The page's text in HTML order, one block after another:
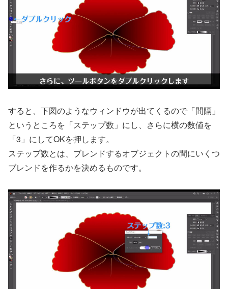
すると、下図のようなウィンドウが出てくるので「間隔」
というところを「ステップ数」にし、さらに横の数値を
「3」にしてOKを押します。
ステップ数とは、ブレンドするオブジェクトの間にいくつ
ブレンドを作るかを決めるものです。